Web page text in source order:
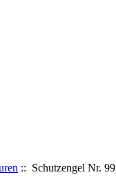
:: Schutzengel Nr. 99